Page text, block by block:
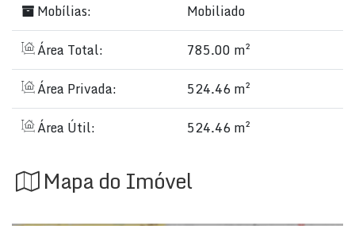
Mobílias:
Mobiliado
Área Total:
785.00 m²
Área Privada:
524.46 m²
Área Útil:
524.46 m²
Mapa do Imóvel